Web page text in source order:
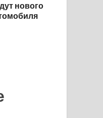
нового